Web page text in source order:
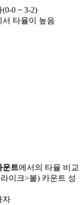
0 ~ 3-2)
타율이 높음
운트에서의 타율 비교
이크>볼) 카운트 성
자